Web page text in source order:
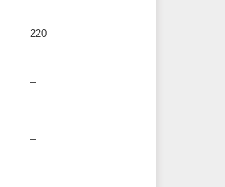
220
–
–